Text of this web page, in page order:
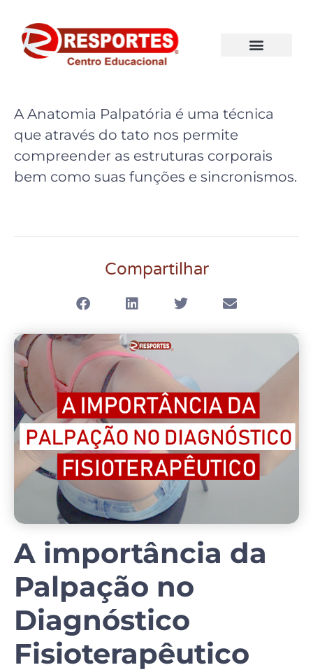
A Anatomia Palpatória é uma técnica
que através do tato nos permite
compreender as estruturas corporais
bem como suas funções e sincronismos.
Compartilhar
A importância da
Palpação no
Diagnóstico
Fisioterapêutico